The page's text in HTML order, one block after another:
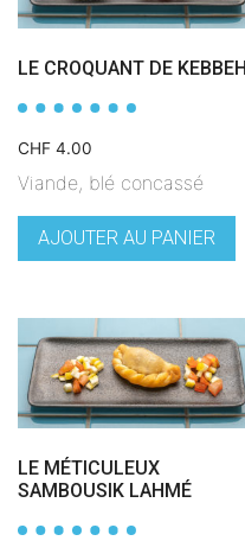
LE CROQUANT DE KEBBEH
CHF 4.00
Viande, blé concassé
AJOUTER AU PANIER
LE MÉTICULEUX
SAMBOUSIK LAHMÉ